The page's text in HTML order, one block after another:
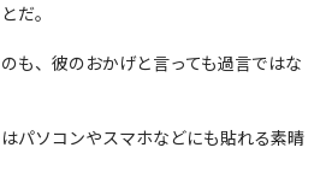
だ。
も、彼のおかげと言っても過言ではな
パソコンやスマホなどにも貼れる素晴